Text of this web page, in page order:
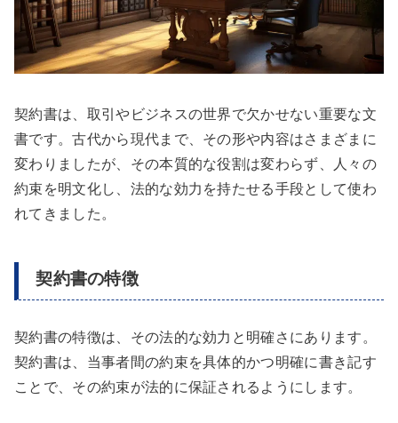
契約書は、取引やビジネスの世界で欠かせない重要な文
書です。古代から現代まで、その形や内容はさまざまに
変わりましたが、その本質的な役割は変わらず、人々の
約束を明文化し、法的な効力を持たせる手段として使わ
れてきました。
契約書の特徴
契約書の特徴は、その法的な効力と明確さにあります。
契約書は、当事者間の約束を具体的かつ明確に書き記す
ことで、その約束が法的に保証されるようにします。